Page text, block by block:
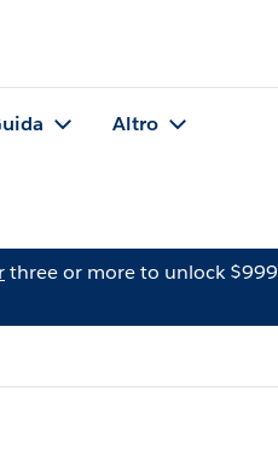
Altro
three or more to unlock $999